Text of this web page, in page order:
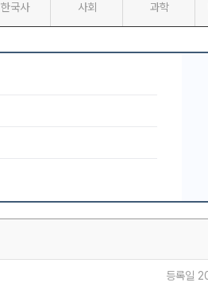
한국사 사회 과학